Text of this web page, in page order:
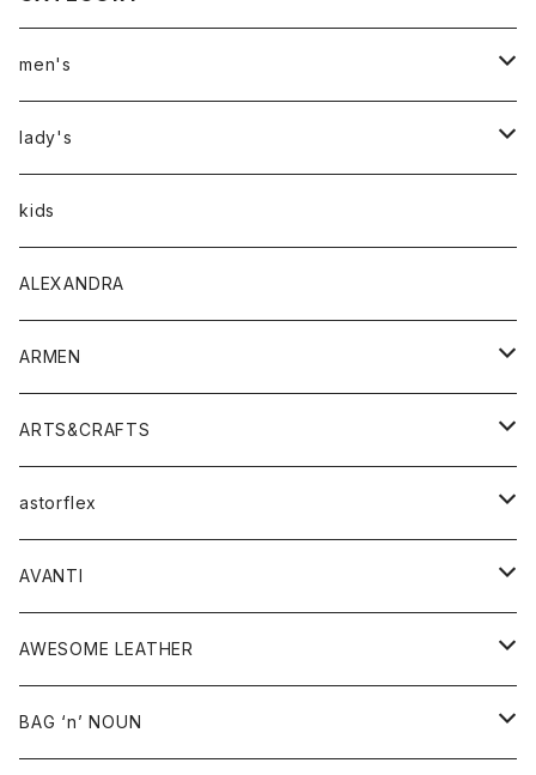
men's
アウター
トップス
Tシャツ
シャツ
ボトムス
lady's
アウター
トップス
Tシャツ・カットソー
シャツ・ブラウス
ボトムス
パンツ
スカート
ワンピース・オールインワン
バッグ
シューズ
アクセサリー
その他雑貨
kids
ALEXANDRA
ARMEN
アウター
コート
ジャケット
トップス
ベスト
シャツ
ワンピース
ボトム
スカート
グッズ
ARTS&CRAFTS
アクセサリー
ウォレット
バッグ
astorflex
グッズ
靴
AVANTI
シャツ
AWESOME LEATHER
アウター
BAG ‘n’ NOUN